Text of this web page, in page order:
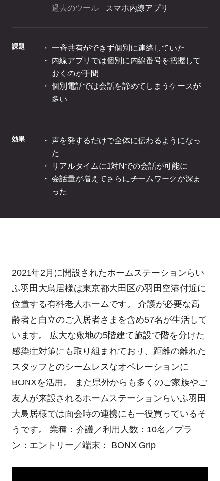
過去のツール
スマホ内線アプリ
課題
一斉共有ができず個別に連絡していた
内線アプリでは個別に内線番号を把握して
おくのが手間
個別電話では会話を諦めてしまうケースが
多い
効果
声を発するだけで全体に伝わるようになっ
た
リアルタイムに1対Nでの会話が可能に
会話量が増えてさらにチームワークが深ま
った
2021年2月に開設されたホームステーションらい
ふ羽田大鳥居様は東京都大田区の羽田空港付近に
位置する有料老人ホームです。 介護が必要な高
齢者と自立のご入居者さまを含め57名が生活して
います。 広大な敷地の5階建て施設で階を分けた
感染症対策にも取り組まれており、距離の離れた
スタッフとのシームレスなオペレーションに
BONXを活用。 また県外からも多くのご家族やご
友人が来設されるホームステーションらいふ羽田
大鳥居様では面会時の連携にも一役買っているそ
うです。 業種：介護／利用人数：10名／プラ
ン：エントリー／端末： BONX Grip